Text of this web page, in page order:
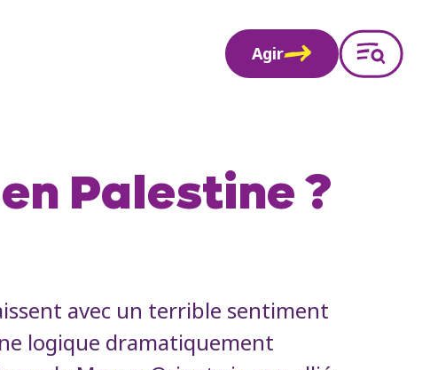
Agir
Palestine ?
avec un terrible sentiment
logique dramatiquement